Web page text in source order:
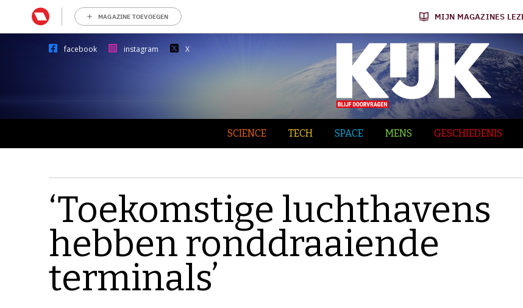
MAGAZINE TOEVOEGEN MIJN MAGAZINES
facebook instagram X
SCIENCE TECH SPACE MENS GESCHIEDENIS
‘Toekomstige luchthavens
hebben ronddraaiende
terminals’